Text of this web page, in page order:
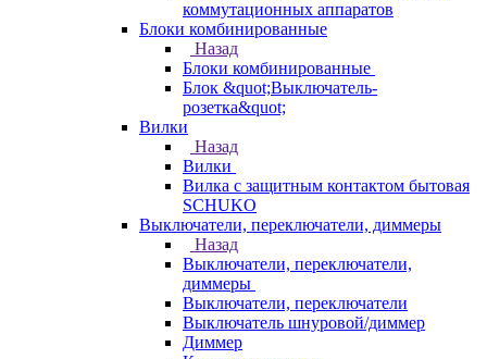
коммутационных аппаратов
Блоки комбинированные
Назад
Блоки комбинированные
Блок &quot;Выключатель-
розетка&quot;
Вилки
Назад
Вилки
Вилка с защитным контактом бытовая
SCHUKO
Выключатели, переключатели, диммеры
Назад
Выключатели, переключатели,
диммеры
Выключатели, переключатели
Выключатель шнуровой/диммер
Диммер